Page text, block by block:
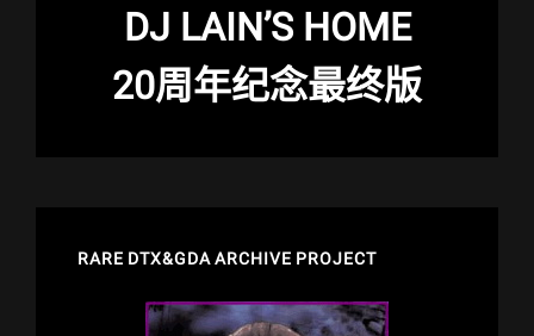
DJ LAIN’S HOME
20周年纪念最终版
RARE DTX&GDA ARCHIVE PROJECT